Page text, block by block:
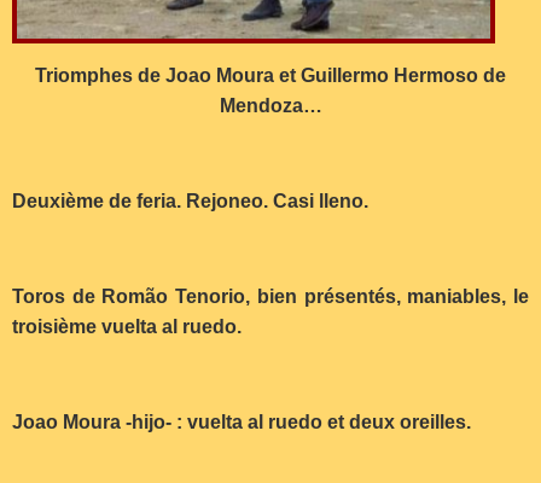
Triomphes de Joao Moura et Guillermo Hermoso de
Mendoza…
Deuxième de feria. Rejoneo. Casi lleno.
Toros de Romão Tenorio, bien présentés, maniables, le
troisième vuelta al ruedo.
Joao Moura -hijo- : vuelta al ruedo et deux oreilles.